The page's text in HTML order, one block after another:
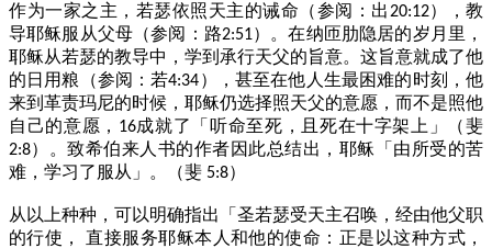
作为一家之主，若瑟依照天主的诫命（参阅：出20:12），教
导耶稣服从父母（参阅：路2:51）。在纳匝肋隐居的岁月里，
耶稣从若瑟的教导中，学到承行天父的旨意。这旨意就成了他
的日用粮（参阅：若4:34），甚至在他人生最困难的时刻，他
来到革责玛尼的时候，耶稣仍选择照天父的意愿，而不是照他
自己的意愿， 16成就了「听命至死，且死在十字架上」（斐
2:8）。致希伯来人书的作者因此总结出，耶稣「由所受的苦
难，学习了服从」。（斐 5:8）
从以上种种，可以明确指出「圣若瑟受天主召唤，经由他父职
的行使，
直接服务耶稣本人和他的使命：正是以这种方式，